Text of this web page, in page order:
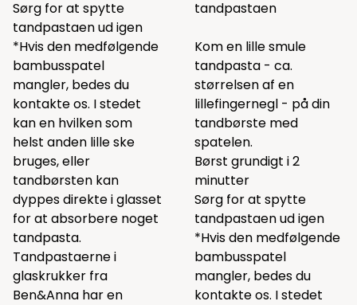
Sørg for at spytte
tandpastaen ud igen
*Hvis den medfølgende
bambusspatel
mangler, bedes du
kontakte os. I stedet
kan en hvilken som
helst anden lille ske
bruges, eller
tandbørsten kan
dyppes direkte i glasset
for at absorbere noget
tandpasta.
Tandpastaerne i
glaskrukker fra
Ben&Anna har en
tandpastaen
Kom en lille smule
tandpasta - ca.
størrelsen af en
lillefingernegl - på din
tandbørste med
spatelen.
Børst grundigt i 2
minutter
Sørg for at spytte
tandpastaen ud igen
*Hvis den medfølgende
bambusspatel
mangler, bedes du
kontakte os. I stedet